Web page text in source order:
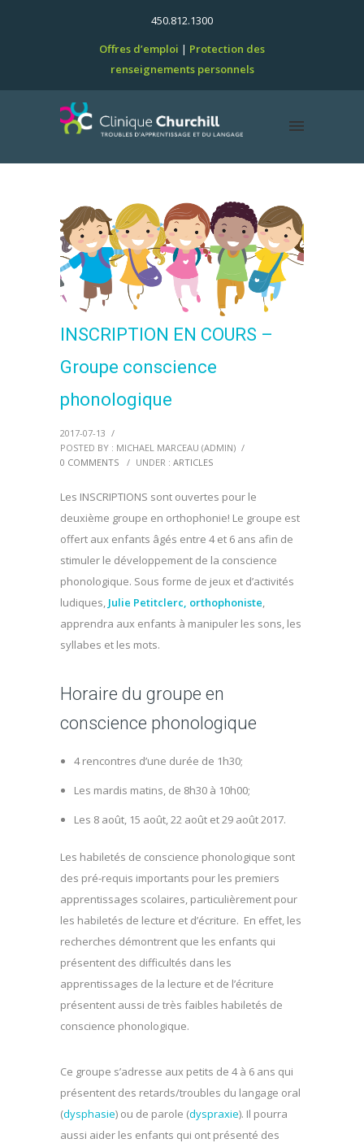
450.812.1300
Offres d’emploi
Protection des
renseignements personnels
INSCRIPTION EN COURS –
Groupe conscience
phonologique
2017-07-13 /
POSTED BY : MICHAEL MARCEAU (ADMIN) /
0 COMMENTS
/ UNDER : ARTICLES
Les INSCRIPTIONS sont ouvertes pour le
deuxième groupe en orthophonie! Le groupe est
offert aux enfants âgés entre 4 et 6 ans afin de
stimuler le développement de la conscience
phonologique. Sous forme de jeux et d’activités
ludiques, Julie Petitclerc, orthophoniste
apprendra aux enfants à manipuler les sons, les
syllabes et les mots.
Horaire du groupe en
conscience phonologique
4 rencontres d’une durée de 1h30;
Les mardis matins, de 8h30 à 10h00;
Les 8 août, 15 août, 22 août et 29 août 2017.
Les habiletés de conscience phonologique sont
des pré-requis importants pour les premiers
apprentissages scolaires, particulièrement pour
les habiletés de lecture et d’écriture. En effet, les
recherches démontrent que les enfants qui
présentent des difficultés dans les
apprentissages de la lecture et de l’écriture
présentent aussi de très faibles habiletés de
conscience phonologique.
Ce groupe s’adresse aux petits de 4 à 6 ans qui
présentent des retards/troubles du langage oral
(dysphasie) ou de parole (dyspraxie). Il pourra
aussi aider les enfants qui ont présenté des